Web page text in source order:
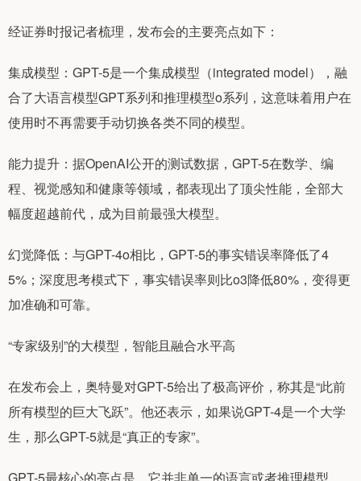
经证券时报记者梳理，发布会的主要亮点如下：
集成模型：GPT-5是一个集成模型（integrated model），融
合了大语言模型GPT系列和推理模型o系列，这意味着用户在
使用时不再需要手动切换各类不同的模型。
能力提升：据OpenAI公开的测试数据，GPT-5在数学、编
程、视觉感知和健康等领域，都表现出了顶尖性能，全部大
幅度超越前代，成为目前最强大模型。
幻觉降低：与GPT-4o相比，GPT-5的事实错误率降低了4
5%；深度思考模式下，事实错误率则比o3降低80%，变得更
加准确和可靠。
“专家级别”的大模型，智能且融合水平高
在发布会上，奥特曼对GPT-5给出了极高评价，称其是“此前
所有模型的巨大飞跃”。他还表示，如果说GPT-4是一个大学
生，那么GPT-5就是“真正的专家”。
GPT-5最核心的亮点是，它并非单一的语言或者推理模型，